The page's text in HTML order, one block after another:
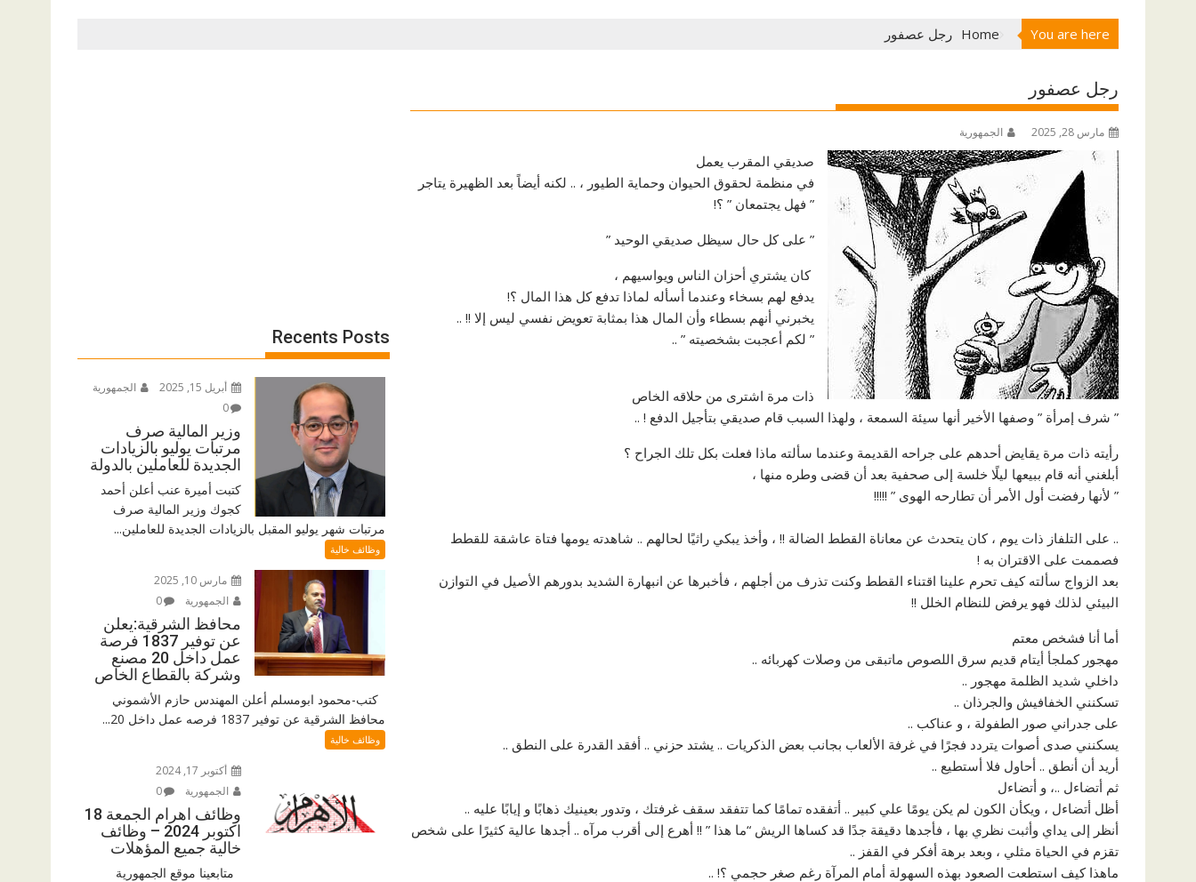
You are here
Home رجل عصفور
رجل عصفور
مارس 28, 2025 الجمهورية
صديقي المقرب يعمل
‏في منظمة لحقوق الحيوان وحماية الطيور ، .. لكنه أيضاً بعد الظهيرة يتاجر
” فهل يجتمعان ” ؟!
” على كل حال سيظل صديقي الوحيد ”
‏ كان يشتري أحزان الناس ويواسيهم ،
يدفع لهم بسخاء وعندما أسأله لماذا تدفع كل هذا المال ؟!
يخبرني أنهم بسطاء وأن المال هذا بمثابة تعويض نفسي ليس إلا !! ..
” لكم أعجبت بشخصيته ” ..
‏ذات مرة اشترى من حلاقه الخاص
” شرف إمرأة ” وصفها الأخير أنها سيئة السمعة ، ولهذا السبب قام صديقي بتأجيل الدفع ! ..
رأيته ذات مرة يقايض أحدهم على جراحه القديمة وعندما سألته ماذا فعلت بكل تلك الجراح ؟
أبلغني أنه قام ببيعها ليلًا خلسة إلى صحفية بعد أن قضى وطره منها ،
” لأنها رفضت أول الأمر أن تطارحه الهوى ” !!!!!
‏.. على التلفاز ذات يوم ، كان يتحدث عن معاناة القطط الضالة !! ، وأخذ يبكي راثيًا لحالهم .. شاهدته يومها فتاة عاشقة للقطط
فصممت على الاقتران به !
بعد الزواج سألته كيف تحرم علينا اقتناء القطط وكنت تذرف من أجلهم ، فأخبرها عن انبهارة الشديد بدورهم الأصيل في التوازن
البيئي لذلك فهو يرفض للنظام الخلل !!
أما أنا فشخص معتم
مهجور كملجأ أيتام قديم سرق اللصوص ماتبقى من وصلات كهربائه ..
داخلي شديد الظلمة مهجور ..
تسكنني الخفافيش والجرذان ..
على جدراني صور الطفولة ، و عناكب ..
يسكنني صدى أصوات يتردد فجرًا في غرفة الألعاب بجانب بعض الذكريات .. يشتد حزني .. أفقد القدرة على النطق ..
أريد أن أنطق .. أحاول فلا أستطيع ..
‏ثم أتضاءل ..، و أتضاءل
أظل أتضاءل ، ويكأن الكون لم يكن يومًا علي كبير .. أتفقده تمامًا كما تتفقد سقف غرفتك ، وتدور بعينيك ذهابًا و إيابًا عليه ..
أنظر إلى يداي وأثبت نظري بها ، فأجدها دقيقة جدًا قد كساها الريش “ما هذا ” !! أهرع إلى أقرب مرآه .. أجدها عالية كثيرًا على شخص
تقزم في الحياة مثلي ، وبعد برهة أفكر في القفز ..
‏ماهذا كيف استطعت الصعود بهذه السهولة أمام المرآة رغم صغر حجمي ؟! ..
Recents Posts
أبريل 15, 2025
الجمهورية
0
وزير المالية صرف
مرتبات يوليو بالزيادات
الجديدة للعاملين بالدولة
كتبت أميرة عنب أعلن أحمد
كجوك وزير المالية صرف
مرتبات شهر يوليو المقبل بالزيادات الجديدة للعاملين...
وظائف خالية
مارس 10, 2025
الجمهورية
0
محافظ الشرقية:يعلن
عن توفير 1837 فرصة
عمل داخل 20 مصنع
وشركة بالقطاع الخاص
كتب-محمود ابومسلم أعلن المهندس حازم الأشموني
محافظ الشرقية عن توفير 1837 فرصه عمل داخل 20...
وظائف خالية
أكتوبر 17, 2024
الجمهورية
0
وظائف اهرام الجمعة 18
اكتوبر 2024 – وظائف
خالية جميع المؤهلات
متابعينا موقع الجمهورية